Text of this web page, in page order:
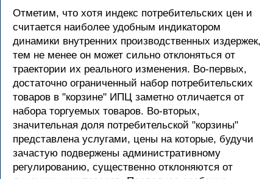
Отметим, что хотя индекс потребительских цен и
считается наиболее удобным индикатором
динамики внутренних производственных издержек,
тем не менее он может сильно отклоняться от
траектории их реального изменения. Во-первых,
достаточно ограниченный набор потребительских
товаров в "корзине" ИПЦ заметно отличается от
набора торгуемых товаров. Во-вторых,
значительная доля потребительской "корзины"
представлена услугами, цены на которые, будучи
зачастую подвержены административному
регулированию, существенно отклоняются от